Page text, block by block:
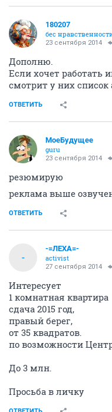
180207
бес
23 сентября 2014
Дополню.
Если хочет работать
смотрит у них список
ОТВЕТИТЬ
МоеБудущее
guru
23 сентября 2014
резюмирую
реклама выше
ОТВЕТИТЬ
-
-=ЛЕХА=-
activist
27 сентября 2014
Интересует
1 комнатная квартира
сдача 2015 год,
правый берег,
от 35 квадратов.
по возможности
До 3 млн.
Просьба в личку